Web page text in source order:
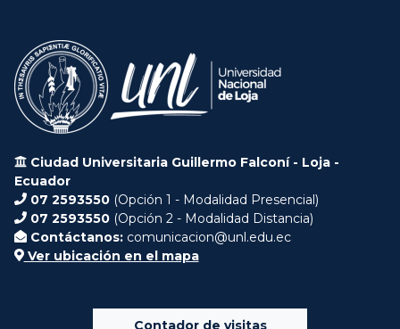
Ciudad Universitaria Guillermo Falconí - Loja -
Ecuador
07 2593550 (Opción 1 - Modalidad Presencial)
07 2593550 (Opción 2 - Modalidad Distancia)
Contáctanos: comunicacion@unl.edu.ec
Ver ubicación en el mapa
Contador de visitas